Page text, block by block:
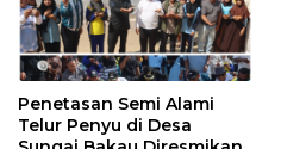
Penetasan Semi Alami
Telur Penyu di Desa